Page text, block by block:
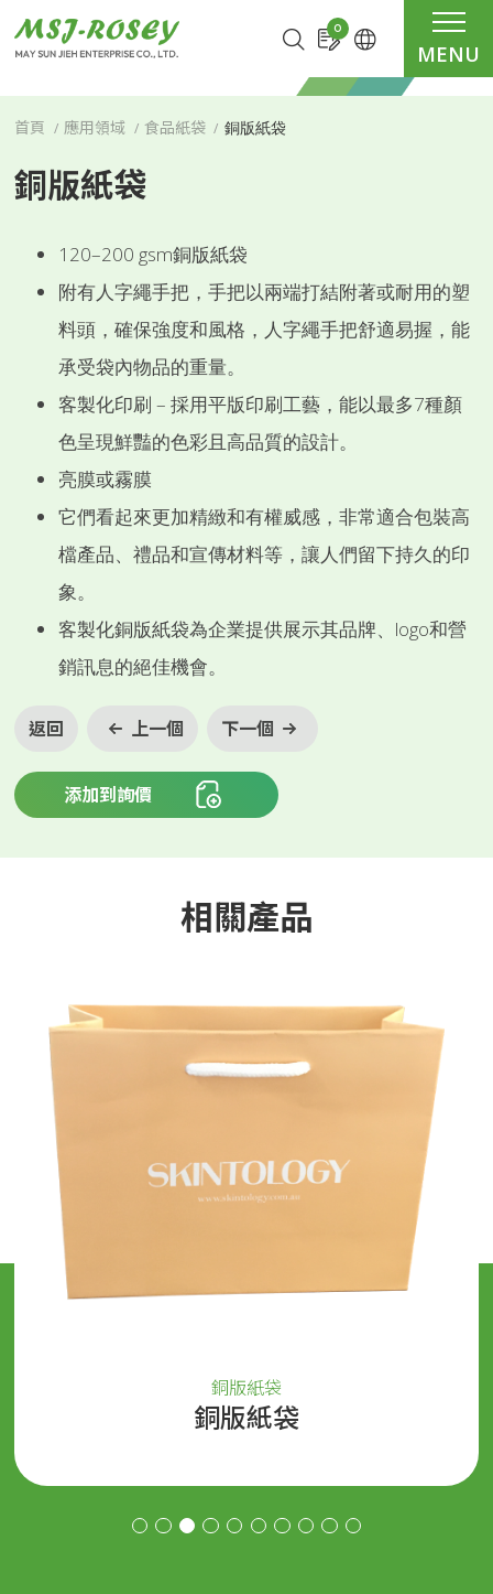
MENU
0
首頁 應用領域 食品紙袋 銅版紙袋
銅版紙袋
120–200 gsm銅版紙袋
附有人字繩手把，手把以兩端打結附著或耐用的塑
料頭，確保強度和風格，人字繩手把舒適易握，能
承受袋內物品的重量。
客製化印刷 – 採用平版印刷工藝，能以最多7種顏
色呈現鮮豔的色彩且高品質的設計。
亮膜或霧膜
它們看起來更加精緻和有權威感，非常適合包裝高
檔產品、禮品和宣傳材料等，讓人們留下持久的印
象。
客製化銅版紙袋為企業提供展示其品牌、logo和營
銷訊息的絕佳機會。
返回 上一個 下一個
添加到詢價
相關產品
銅版紙袋
銅版紙袋
Cookie管理面板